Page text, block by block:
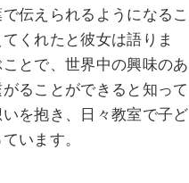
伝えられるようになるこ
くれたと彼女は語りま
とで、世界中の興味のあ
ることができると知って
を抱き、日々教室で子ど
います。